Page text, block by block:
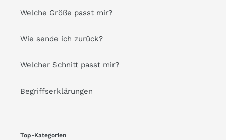
Welche Größe passt mir?
Wie sende ich zurück?
Welcher Schnitt passt mir?
Begriffserklärungen
Top-Kategorien